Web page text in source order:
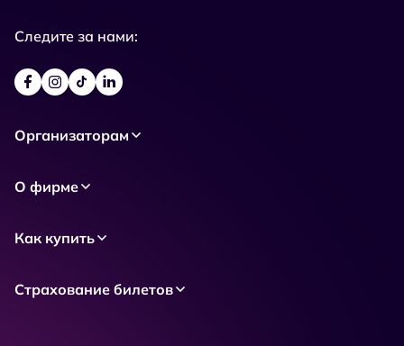
Следите за нами:
Организаторам
О фирме
Как купить
Страхование билетов